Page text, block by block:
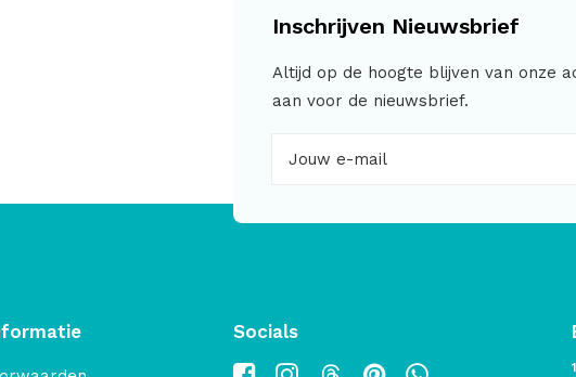
Inschrijven Nieuwsbrief
Altijd op de hoogte blijven van onze
aan voor de nieuwsbrief.
Socials